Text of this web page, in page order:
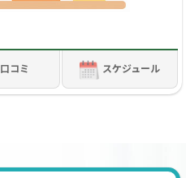
口コミ スケジュール